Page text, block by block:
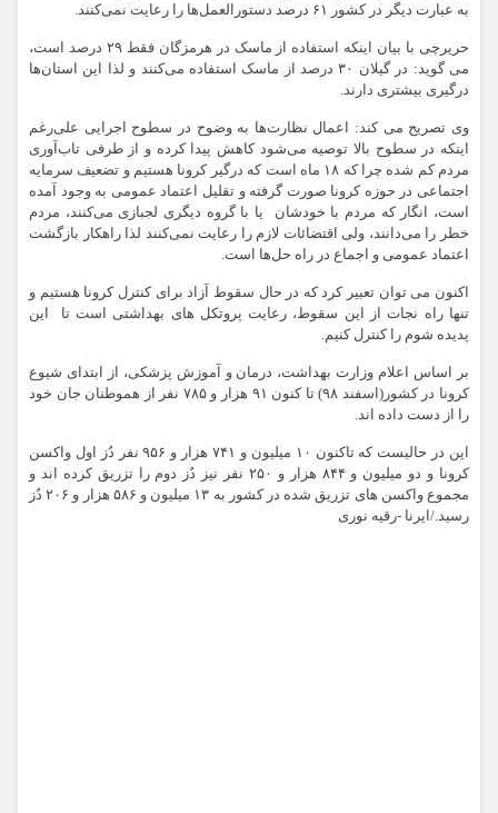
به عبارت دیگر در کشور ۶۱ درصد دستورالعمل‌ها را رعایت نمی‌کنند.
حریرچی با بیان اینکه استفاده از ماسک در هرمزگان فقط ۲۹ درصد است،
می گوید: در گیلان ۳۰ درصد از ماسک استفاده می‌کنند و لذا این استان‌ها
درگیری بیشتری دارند.
وی تصریح می کند: اعمال نظارت‌ها به وضوح در سطوح اجرایی علی‌رغم
اینکه در سطوح بالا توصیه می‌شود کاهش پیدا کرده و از طرفی تاب‌آوری
مردم کم شده چرا که ۱۸ ماه است که درگیر کرونا هستیم و تضعیف سرمایه
اجتماعی در حوزه کرونا صورت گرفته و تقلیل اعتماد عمومی به وجود آمده
است، انگار که مردم با خودشان یا با گروه دیگری لجبازی می‌کنند، مردم
خطر را می‌دانند، ولی اقتضائات لازم را رعایت نمی‌کنند لذا راهکار بازگشت
اعتماد عمومی و اجماع در راه حل‌ها است.
اکنون می توان تعبیر کرد که در حال سقوط آزاد برای کنترل کرونا هستیم و
تنها راه نجات از این سقوط، رعایت پروتکل های بهداشتی است تا این
پدیده شوم را کنترل کنیم.
بر اساس اعلام وزارت بهداشت، درمان و آموزش پزشکی، از ابتدای شیوع
کرونا در کشور(اسفند ۹۸) تا کنون ۹۱ هزار و ۷۸۵ نفر از هموطنان جان خود
را از دست داده اند.
این در حالیست که تاکنون ۱۰ میلیون و ۷۴۱ هزار و ۹۵۶ نفر دُز اول واکسن
کرونا و دو میلیون و ۸۴۴ هزار و ۲۵۰ نفر نیز دُز دوم را تزریق کرده اند و
مجموع واکسن های تزریق شده در کشور به ۱۳ میلیون و ۵۸۶ هزار و ۲۰۶ دُز
رسید./ایرنا -رقیه نوری